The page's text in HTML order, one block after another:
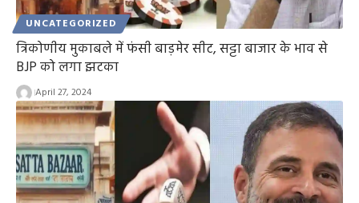
UNCATEGORIZED
त्रिकोणीय मुकाबले में फंसी बाड़मेर सीट, सट्टा बाजार के भाव से
BJP को लगा झटका
April 27, 2024